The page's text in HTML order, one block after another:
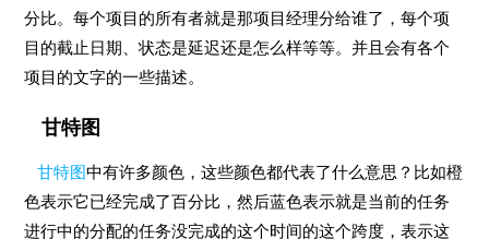
分比。每个项目的所有者就是那项目经理分给谁了，每个项
目的截止日期、状态是延迟还是怎么样等等。并且会有各个
项目的文字的一些描述。
甘特图
甘特图中有许多颜色，这些颜色都代表了什么意思？比如橙
色表示它已经完成了百分比，然后蓝色表示就是当前的任务
进行中的分配的任务没完成的这个时间的这个跨度，表示这